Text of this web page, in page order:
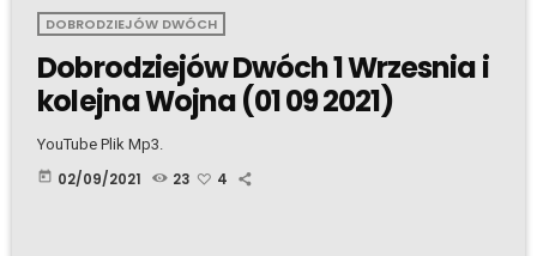
DOBRODZIEJÓW DWÓCH
Dobrodziejów Dwóch 1 Wrzesnia i
kolejna Wojna (01 09 2021)
YouTube Plik Mp3.
today 02/09/2021 23 4